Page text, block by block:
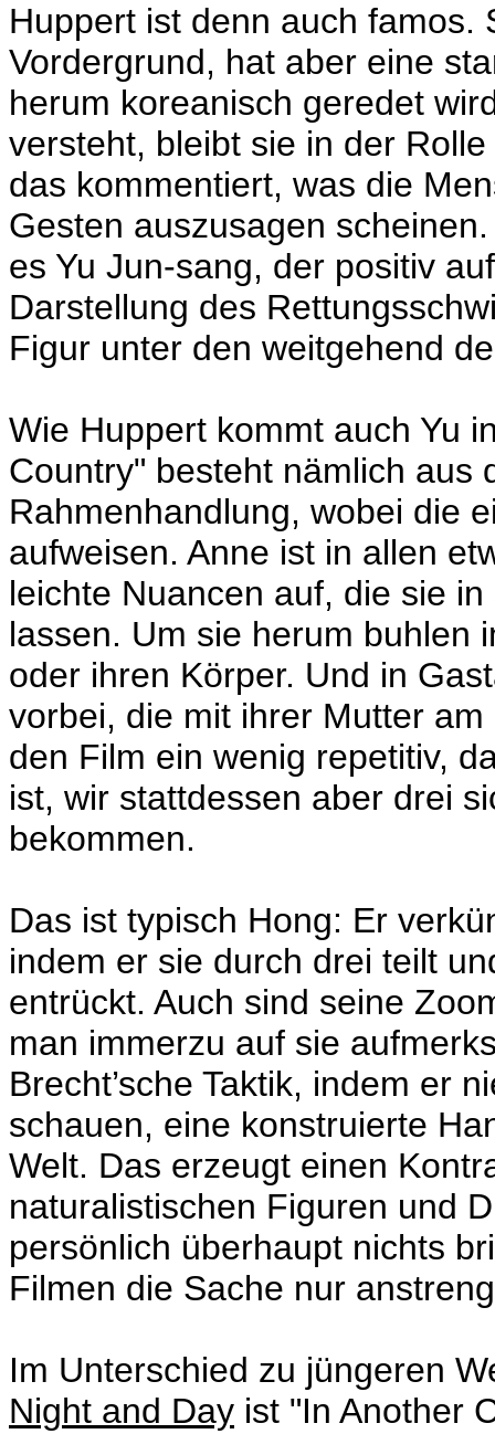
Huppert ist denn auch famos.
Vordergrund, hat aber eine
herum koreanisch geredet
versteht, bleibt sie in der
das kommentiert, was die
Gesten auszusagen
es Yu Jun-sang, der positiv
Darstellung des
Figur unter den weitgehend
Wie Huppert kommt auch Yu
Country" besteht nämlich aus
Rahmenhandlung, wobei die
aufweisen. Anne ist in allen
leichte Nuancen auf, die sie
lassen. Um sie herum buhlen
oder ihren Körper. Und in
vorbei, die mit ihrer Mutter
den Film ein wenig repetitiv,
ist, wir stattdessen aber drei
bekommen.
Das ist typisch Hong: Er
indem er sie durch drei teilt
entrückt. Auch sind seine
man immerzu auf sie
Brecht’sche Taktik, indem er
schauen, eine konstruierte
Welt. Das erzeugt einen
naturalistischen Figuren und
persönlich überhaupt nichts
Filmen die Sache nur
Im Unterschied zu jüngeren
Night and Day ist "In Another